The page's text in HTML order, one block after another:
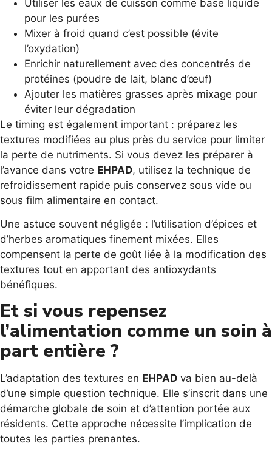
Utiliser les eaux de cuisson comme base liquide
pour les purées
Mixer à froid quand c’est possible (évite
l’oxydation)
Enrichir naturellement avec des concentrés de
protéines (poudre de lait, blanc d’œuf)
Ajouter les matières grasses après mixage pour
éviter leur dégradation
Le timing est également important : préparez les
textures modifiées au plus près du service pour limiter
la perte de nutriments. Si vous devez les préparer à
l’avance dans votre EHPAD, utilisez la technique de
refroidissement rapide puis conservez sous vide ou
sous film alimentaire en contact.
Une astuce souvent négligée : l’utilisation d’épices et
d’herbes aromatiques finement mixées. Elles
compensent la perte de goût liée à la modification des
textures tout en apportant des antioxydants
bénéfiques.
Et si vous repensez
l’alimentation comme un soin à
part entière ?
L’adaptation des textures en EHPAD va bien au-delà
d’une simple question technique. Elle s’inscrit dans une
démarche globale de soin et d’attention portée aux
résidents. Cette approche nécessite l’implication de
toutes les parties prenantes.